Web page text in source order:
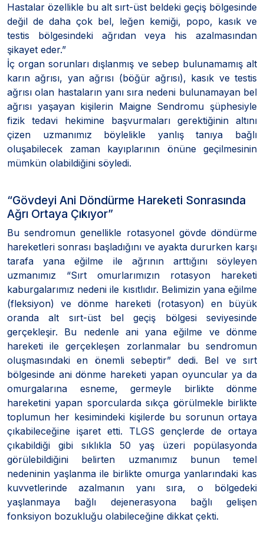
Hastalar özellikle bu alt sırt-üst beldeki geçiş bölgesinde
değil de daha çok bel, leğen kemiği, popo, kasık ve
testis bölgesindeki ağrıdan veya his azalmasından
şikayet eder.”
İç organ sorunları dışlanmış ve sebep bulunamamış alt
karın ağrısı, yan ağrısı (böğür ağrısı), kasık ve testis
ağrısı olan hastaların yanı sıra nedeni bulunamayan bel
ağrısı yaşayan kişilerin Maigne Sendromu şüphesiyle
fizik tedavi hekimine başvurmaları gerektiğinin altını
çizen uzmanımız böylelikle yanlış tanıya bağlı
oluşabilecek zaman kayıplarının önüne geçilmesinin
mümkün olabildiğini söyledi.
“Gövdeyi Ani Döndürme Hareketi Sonrasında
Ağrı Ortaya Çıkıyor”
Bu sendromun genellikle rotasyonel gövde döndürme
hareketleri sonrası başladığını ve ayakta dururken karşı
tarafa yana eğilme ile ağrının arttığını söyleyen
uzmanımız “Sırt omurlarımızın rotasyon hareketi
kaburgalarımız nedeni ile kısıtlıdır. Belimizin yana eğilme
(fleksiyon) ve dönme hareketi (rotasyon) en büyük
oranda alt sırt-üst bel geçiş bölgesi seviyesinde
gerçekleşir. Bu nedenle ani yana eğilme ve dönme
hareketi ile gerçekleşen zorlanmalar bu sendromun
oluşmasındaki en önemli sebeptir” dedi. Bel ve sırt
bölgesinde ani dönme hareketi yapan oyuncular ya da
omurgalarına esneme, germeyle birlikte dönme
hareketini yapan sporcularda sıkça görülmekle birlikte
toplumun her kesimindeki kişilerde bu sorunun ortaya
çıkabileceğine işaret etti. TLGS gençlerde de ortaya
çıkabildiği gibi sıklıkla 50 yaş üzeri popülasyonda
görülebildiğini belirten uzmanımız bunun temel
nedeninin yaşlanma ile birlikte omurga yanlarındaki kas
kuvvetlerinde azalmanın yanı sıra, o bölgedeki
yaşlanmaya bağlı dejenerasyona bağlı gelişen
fonksiyon bozukluğu olabileceğine dikkat çekti.